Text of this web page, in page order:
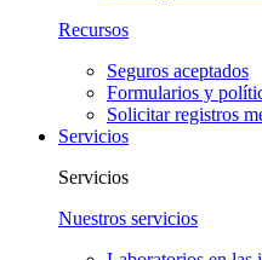
Recursos
Seguros aceptados
Formularios y
Solicitar registros
Servicios
Servicios
Nuestros servicios